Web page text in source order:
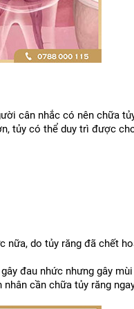
cân nhắc có nên chữa
tủy có thể duy trì được
do tủy răng đã chết
đau nhức nhưng gây
cần chữa tủy răng